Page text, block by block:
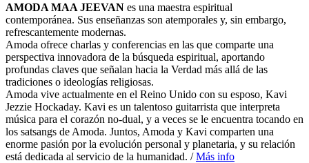
AMODA MAA JEEVAN es una maestra espiritual
contemporánea. Sus enseñanzas son atemporales y, sin embargo,
refrescantemente modernas.
Amoda ofrece charlas y conferencias en las que comparte una
perspectiva innovadora de la búsqueda espiritual, aportando
profundas claves que señalan hacia la Verdad más allá de las
tradiciones o ideologías religiosas.
Amoda vive actualmente en el Reino Unido con su esposo, Kavi
Jezzie Hockaday. Kavi es un talentoso guitarrista que interpreta
música para el corazón no-dual, y a veces se le encuentra tocando en
los satsangs de Amoda. Juntos, Amoda y Kavi comparten una
enorme pasión por la evolución personal y planetaria, y su relación
está dedicada al servicio de la humanidad. /Más info